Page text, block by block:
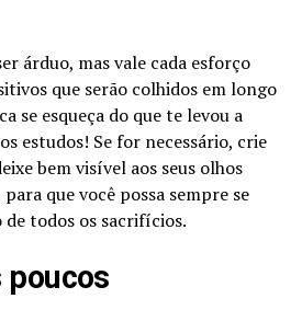
árduo, mas vale cada esforço
que serão colhidos em longo
se esqueça do que te levou a
estudos! Se for necessário, crie
bem visível aos seus olhos
que você possa sempre se
todos os sacrifícios.
poucos